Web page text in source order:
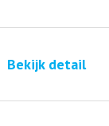
Bekijk detail